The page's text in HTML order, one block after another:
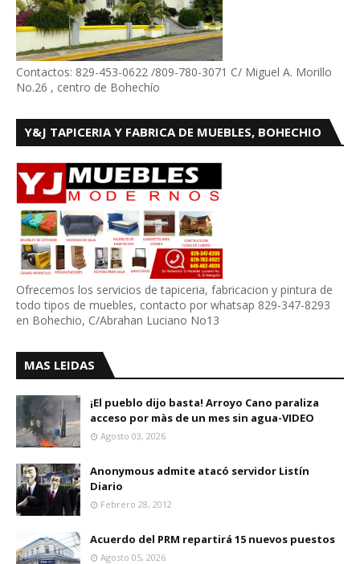
Contactos: 829-453-0622 /809-780-3071 C/ Miguel A. Morillo
No.26 , centro de Bohechío
Y&J TAPICERIA Y FABRICA DE MUEBLES, BOHECHIO
Ofrecemos los servicios de tapiceria, fabricacion y pintura de
todo tipos de muebles, contacto por whatsap 829-347-8293
en Bohechio, C/Abrahan Luciano No13
MAS LEIDAS
¡El pueblo dijo basta! Arroyo Cano paraliza
acceso por màs de un mes sin agua-VIDEO
Agosto 03, 2026
Anonymous admite atacó servidor Listín
Diario
Febrero 28, 2012
Acuerdo del PRM repartirá 15 nuevos puestos
Agosto 05, 2026